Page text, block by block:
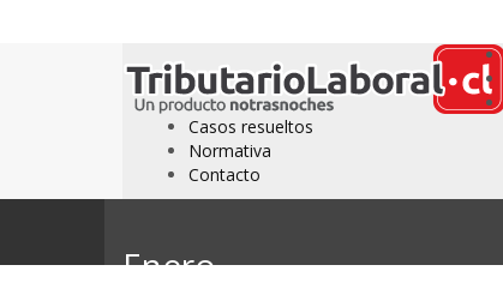
Casos resueltos
Normativa
Contacto
Enero